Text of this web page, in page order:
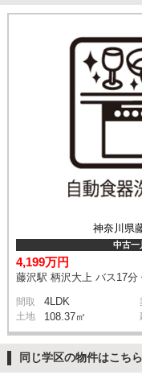
神奈川県
中古一
4,199万円
藤沢駅 柄沢大上 バス17分
間取 4LDK
土地 108.37㎡
同じ学区の物件はこちら